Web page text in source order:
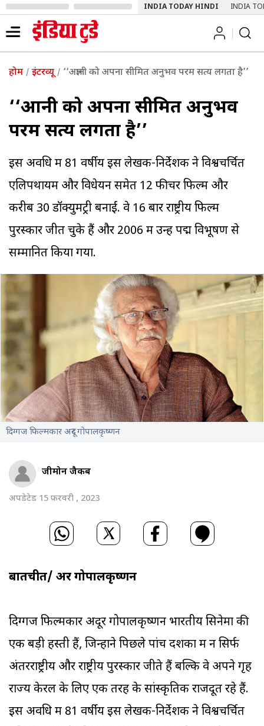
INDIA TODAY HINDI INDIA
होम इंटरव्यू ‘‘अज्ञानी को अपना सीमित अनुभव परम सत्य लगता है’’
‘‘अज्ञानी को अपना सीमित अनुभव
परम सत्य लगता है’’
इस अवधि में 81 वर्षीय इस लेखक-निर्देशक ने विश्वचर्चित
एलिपथायम और विधेयन समेत 12 फीचर फिल्में और
करीब 30 डॉक्युमेंट्री बनाईं. वे 16 बार राष्ट्रीय फिल्म
पुरस्कार जीत चुके हैं और 2006 में उन्हें पद्म विभूषण से
सम्मानित किया गया.
दिग्गज फिल्मकार अदूर गोपालकृष्णन
जीमोन जैकब
अपडेटेड 15 फ़रवरी , 2023
बातचीत/ अदूर गोपालकृष्णन
दिग्गज फिल्मकार अदूर गोपालकृष्णन भारतीय सिनेमा की
एक बड़ी हस्ती हैं, जिन्होंने पिछले पांच दशकों में न सिर्फ
अंतरराष्ट्रीय और राष्ट्रीय पुरस्कार जीते हैं बल्कि वे अपने गृह
राज्य केरल के लिए एक तरह के सांस्कृतिक राजदूत रहे हैं.
इस अवधि में 81 वर्षीय इस लेखक-निर्देशक ने विश्वचर्चित